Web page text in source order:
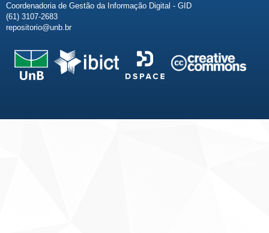
Coordenadoria de Gestão da Informação Digital - GID
(61) 3107-2683
repositorio@unb.br